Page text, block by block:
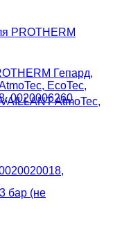
Гепард,
EcoTec,
0020006260